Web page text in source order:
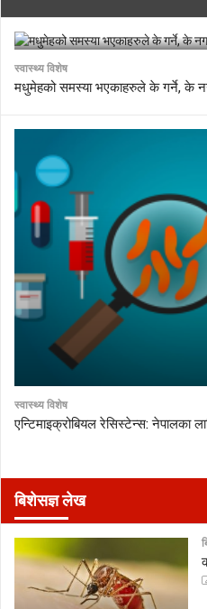
स्वास्थ्य विशेष
मधुमेहको समस्या भएकाहरुले के गर्ने, के
स्वास्थ्य विशेष
एन्टिमाइक्रोबियल रेसिस्टेन्स: नेपालका
बिशेसज्ञ लेख